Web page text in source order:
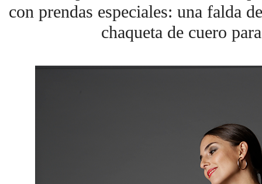
con prendas especiales: una falda
chaqueta de cuero